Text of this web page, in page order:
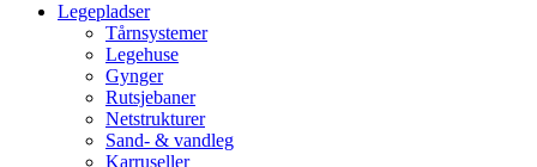
Legepladser
Tårnsystemer
Legehuse
Gynger
Rutsjebaner
Netstrukturer
Sand- & vandleg
Karruseller